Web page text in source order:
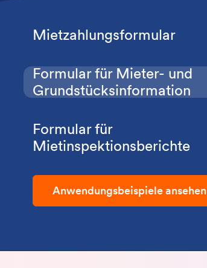
Mietzahlungsformular
Formular für Mieter- und
Grundstücksinformation
Formular für
Mietinspektionsberichte
Anwendungsbeispiele ansehen